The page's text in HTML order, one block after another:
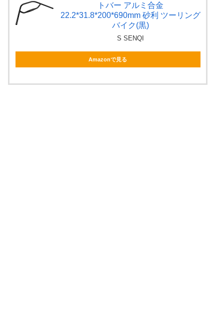
トバー アルミ合金
22.2*31.8*200*690mm 砂利 ツーリング
バイク(黒)
S SENQI
Amazonで見る